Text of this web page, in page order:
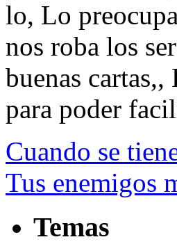
lo, Lo
nos roba los
buenas
para poder
Cuando se
Tus enemigos
Temas